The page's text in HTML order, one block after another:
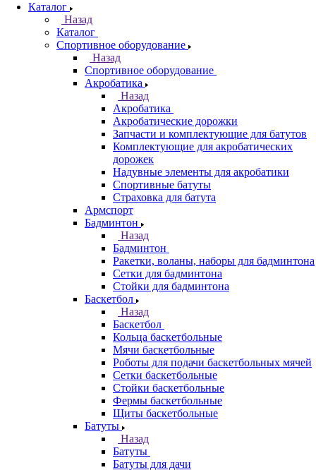
Каталог
Назад
Каталог
Спортивное оборудование
Назад
Спортивное оборудование
Акробатика
Назад
Акробатика
Акробатические дорожки
Запчасти и комплектующие для батутов
Комплектующие для акробатических
дорожек
Надувные элементы для акробатики
Спортивные батуты
Страховка для батута
Армспорт
Бадминтон
Назад
Бадминтон
Ракетки, воланы, наборы для бадминтона
Сетки для бадминтона
Стойки для бадминтона
Баскетбол
Назад
Баскетбол
Кольца баскетбольные
Мячи баскетбольные
Роботы для подачи баскетбольных мячей
Сетки баскетбольные
Стойки баскетбольные
Фермы баскетбольные
Щиты баскетбольные
Батуты
Назад
Батуты
Батуты для дачи